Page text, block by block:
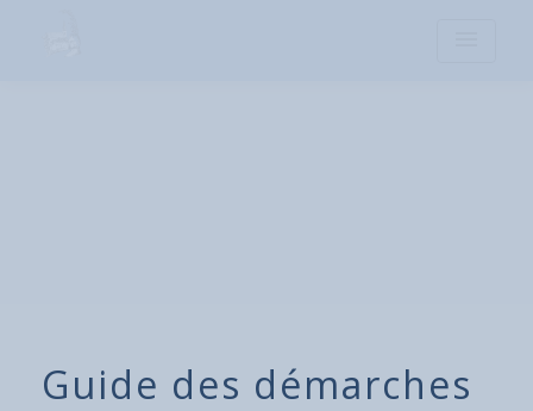
Guide des démarches